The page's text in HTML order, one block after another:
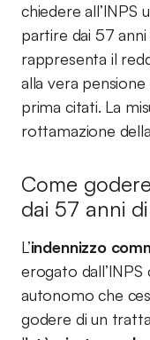
chiedere all’INPS
partire dai 57
rappresenta il
alla vera
prima citati. La
rottamazione
Come
dai 57 anni
L’indennizzo
erogato
autonomo che
godere di un